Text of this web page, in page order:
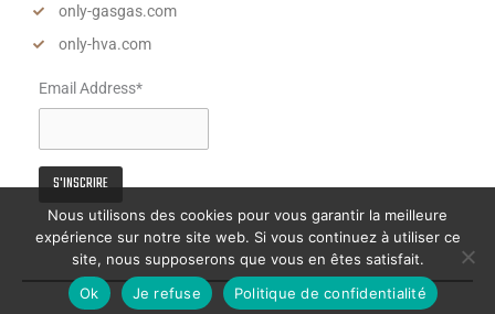
only-gasgas.com
only-hva.com
Email Address*
Nous utilisons des cookies pour vous garantir la meilleure
expérience sur notre site web. Si vous continuez à utiliser ce
site, nous supposerons que vous en êtes satisfait.
Ok
Je refuse Politique de confidentialité